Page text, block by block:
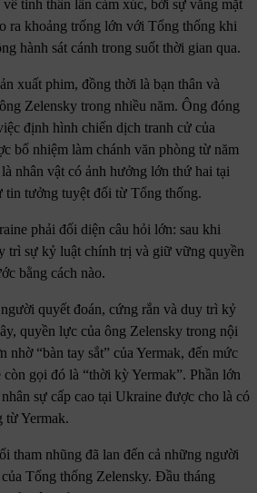
tinh thần lẫn cảm xúc, bởi sự vắng mặt
ra khoảng trống lớn với Tổng thống khi
hành sát cánh trong suốt thời gian qua.
xuất phim, đồng thời là bạn thân và
Zelensky trong nhiều năm. Ông đóng
định hình chiến dịch tranh cử của
bổ nhiệm làm chánh văn phòng từ năm
nhân vật có ảnh hưởng lớn thứ hai tại
tin tưởng tuyệt đối từ Tổng thống.
phải đối diện câu hỏi lớn: sau khi
trì sự kỷ luật chính trị và giữ vững quyền
bằng cách nào.
quyết đoán, cứng rắn và duy trì kỷ
quyền lực của ông Zelensky trong nội
nhờ “bàn tay sắt” của Yermak, đến mức
gọi đó là “thời kỳ Yermak”. Phần lớn
sự cấp cao tại Ukraine được cho là có
từ Yermak.
tham nhũng đã lan đến cả những người
Tổng thống Zelensky. Đầu tháng